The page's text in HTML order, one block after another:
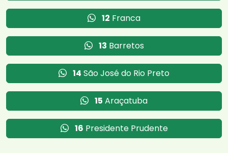
12 Franca
13 Barretos
14 São José do Rio Preto
15 Araçatuba
16 Presidente Prudente